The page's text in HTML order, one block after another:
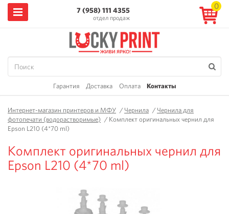
7 (958) 111 4355
отдел продаж
0
Гарантия Доставка Оплата Контакты
Интернет-магазин принтеров и МФУ /Чернила /Чернила для
фотопечати (водорастворимые) /Комплект оригинальных чернил для
Epson L210 (4*70 ml)
Комплект оригинальных чернил для
Epson L210 (4*70 ml)